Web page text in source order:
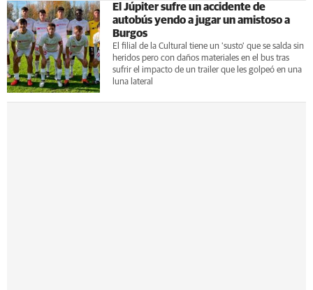
El Júpiter sufre un accidente de
autobús yendo a jugar un amistoso a
Burgos
El filial de la Cultural tiene un 'susto' que se salda sin
heridos pero con daños materiales en el bus tras
sufrir el impacto de un trailer que les golpeó en una
luna lateral